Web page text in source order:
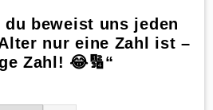
du beweist uns jeden
nur eine Zahl ist –
Zahl! 😂🔢“